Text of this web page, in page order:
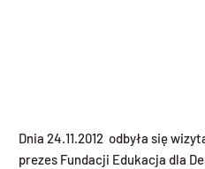
Dnia 24.11.2012 odbyła się
prezes Fundacji Edukacja dla